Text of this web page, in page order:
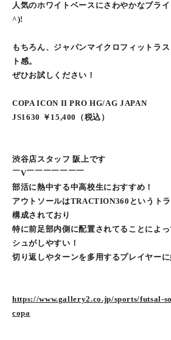
人気のホワイトベースにさわやかなブラ
^)!
もちろん、ジャパンマイクロフィットラ
ト感。
ぜひお試しください！
COPA ICON II PRO HG/AG JAPAN
JS1630 ￥15,400（税込）
渋谷店スタッフ 阪上です
￣V￣￣￣￣￣￣￣
部活に熱中する中高校生におすすめ！
アウトソールはTRACTION360というト
構成されており
特に前足部内側に配置されてることによ
シュがしやすい！
切り返しやターンを多用するプレイヤーに
https://www.gallery2.co.jp/sports/futsal-
copa